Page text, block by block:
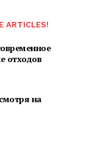
ARTICLES!
отходов
на